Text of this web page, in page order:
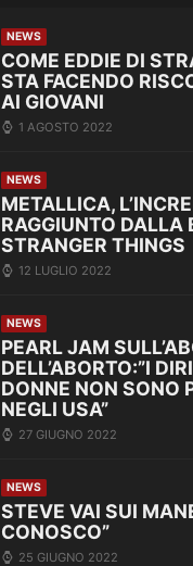
NEWS
COME EDDIE DI
STA FACENDO
AI GIOVANI
1 AGOSTO 2022
NEWS
METALLICA,
RAGGIUNTO DALLA
STRANGER THINGS
12 LUGLIO 2022
NEWS
PEARL JAM
DELL’ABORTO:”I
DONNE NON SONO
NEGLI USA”
27 GIUGNO 2022
NEWS
STEVE VAI SUI
CONOSCO”
25 GIUGNO 2022